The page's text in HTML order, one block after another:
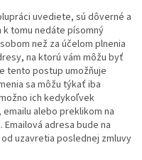
uvediete, sú dôverné a
k tomu nedáte písomný
než za účelom plnenia
na ktorú vám môžu byť
tento postup umožňuje
sa môžu týkať iba
ich kedykoľvek
alebo preklikom na
adresa bude na
uzavretia poslednej zmluvy